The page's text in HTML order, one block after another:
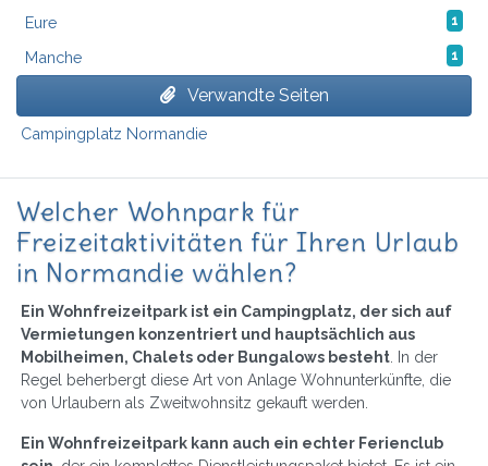
Eure 1
Manche 1
Verwandte Seiten
Campingplatz Normandie
Welcher Wohnpark für
Freizeitaktivitäten für Ihren Urlaub
in Normandie wählen?
Ein Wohnfreizeitpark ist ein Campingplatz, der sich auf
Vermietungen konzentriert und hauptsächlich aus
Mobilheimen, Chalets oder Bungalows besteht. In der
Regel beherbergt diese Art von Anlage Wohnunterkünfte, die
von Urlaubern als Zweitwohnsitz gekauft werden.
Ein Wohnfreizeitpark kann auch ein echter Ferienclub